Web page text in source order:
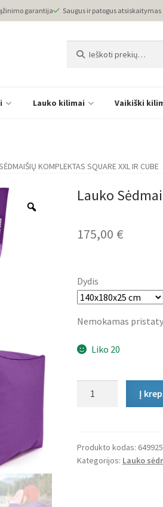
garantija Saugus ir patogus atsiskaitymas
Lauko kilimai Vaikiški
KOMPLEKTAS SQUARE XXL IR CUBE
Lauko
175,00 €
Dydis
Nemokamas
Liko 20
Komplektas
Square
Į
Produkto kodas:
Kategorijos: Lauko